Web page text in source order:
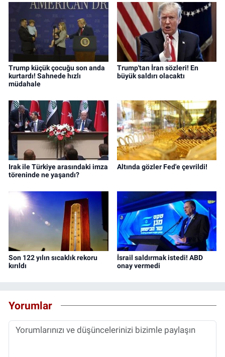
Trump küçük çocuğu son anda
kurtardı! Sahnede hızlı
müdahale
Trump'tan İran sözleri! En
büyük saldırı olacaktı
Irak ile Türkiye arasındaki imza
töreninde ne yaşandı?
Altında gözler Fed'e çevrildi!
Son 122 yılın sıcaklık rekoru
kırıldı
İsrail saldırmak istedi! ABD
onay vermedi
Yorumlar